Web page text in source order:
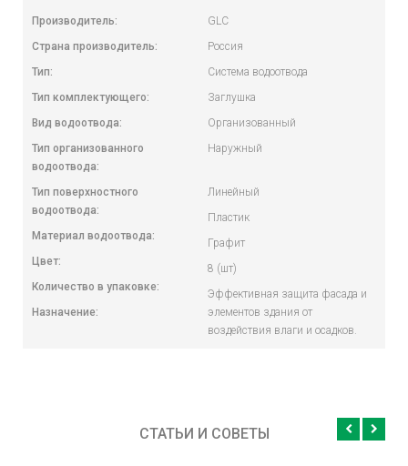
Производитель:
Страна производитель:
Тип:
Тип комплектующего:
Вид водоотвода:
Тип организованного
водоотвода:
GLC
Россия
Система водоотвода
Заглушка
Организованный
Наружный
Тип поверхностного
водоотвода:
Материал водоотвода:
Цвет:
Количество в упаковке:
Назначение:
Линейный
Пластик
Графит
8 (шт)
Эффективная защита фасада и
элементов здания от
воздействия влаги и осадков.
СТАТЬИ И СОВЕТЫ